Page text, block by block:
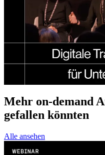
Mehr on-demand
gefallen könnten
Alle ansehen